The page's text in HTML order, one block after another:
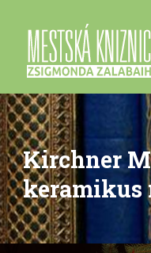
Kirchner
keramikus